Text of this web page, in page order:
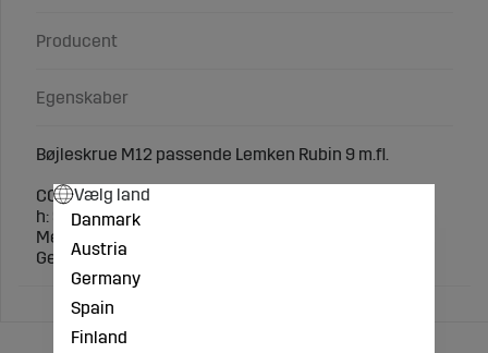
Producent
Egenskaber
Bøjleskrue M12 passende Lemken Rubin 9 m.fl.
CC= 73mm
h: 95mm
Mellemrum: 62mm
Gevind: 35mm
Vælg land
Danmark
Austria
Germany
Spain
Finland